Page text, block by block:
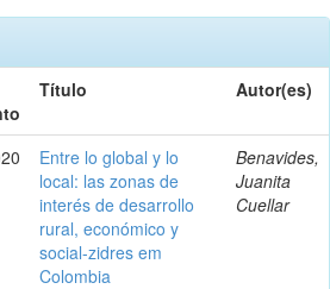
Título Autor(es)
Entre lo global y lo
local: las zonas de
interés de desarrollo
rural, económico y
social-zidres em
Colombia
Benavides,
Juanita
Cuellar